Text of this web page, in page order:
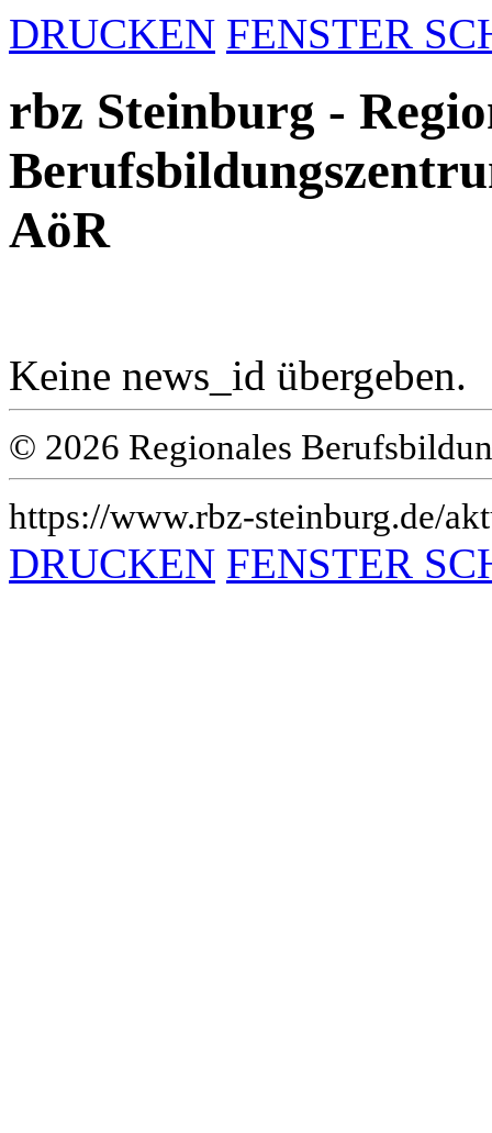
DRUCKEN FENSTER
rbz Steinburg -
AöR
Keine news_id übergeben.
© 2026 Regionales
https://www.rbz-steinburg.de/
DRUCKEN FENSTER